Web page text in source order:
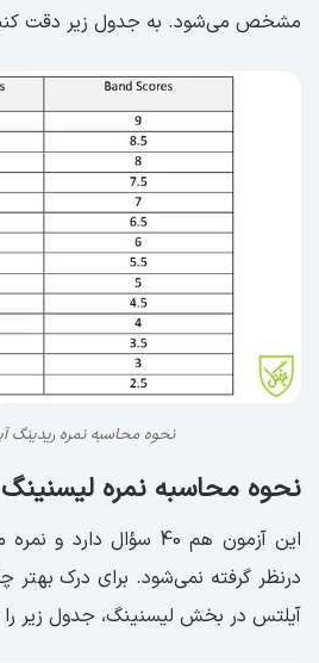
مشخص می‌شود. به جدول زیر دقت
نحوه محاسبه نمره ریدینگ
نحوه محاسبه نمره
این آزمون هم 40 سؤال
درنظر گرفته نمی‌شود. برای درک
آیلتس در بخش لیسنینگ، جدول زیر را